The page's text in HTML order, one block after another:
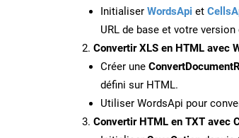
Initialiser WordsApi et
URL de base et votre version
Convertir XLS en HTML avec
Créer une
défini sur HTML.
Utiliser WordsApi pour
Convertir HTML en TXT avec